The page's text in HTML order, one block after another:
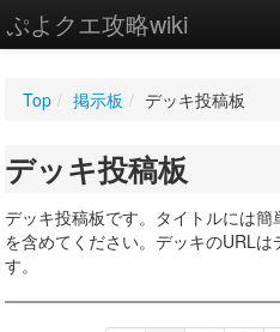
ぷよクエ攻略wiki
WIKI
設定
Top / 掲示板 / デッキ投稿板
デッキ投稿板
デッキ投稿板です。タイトルには
を含めてください。デッキのURL
す。